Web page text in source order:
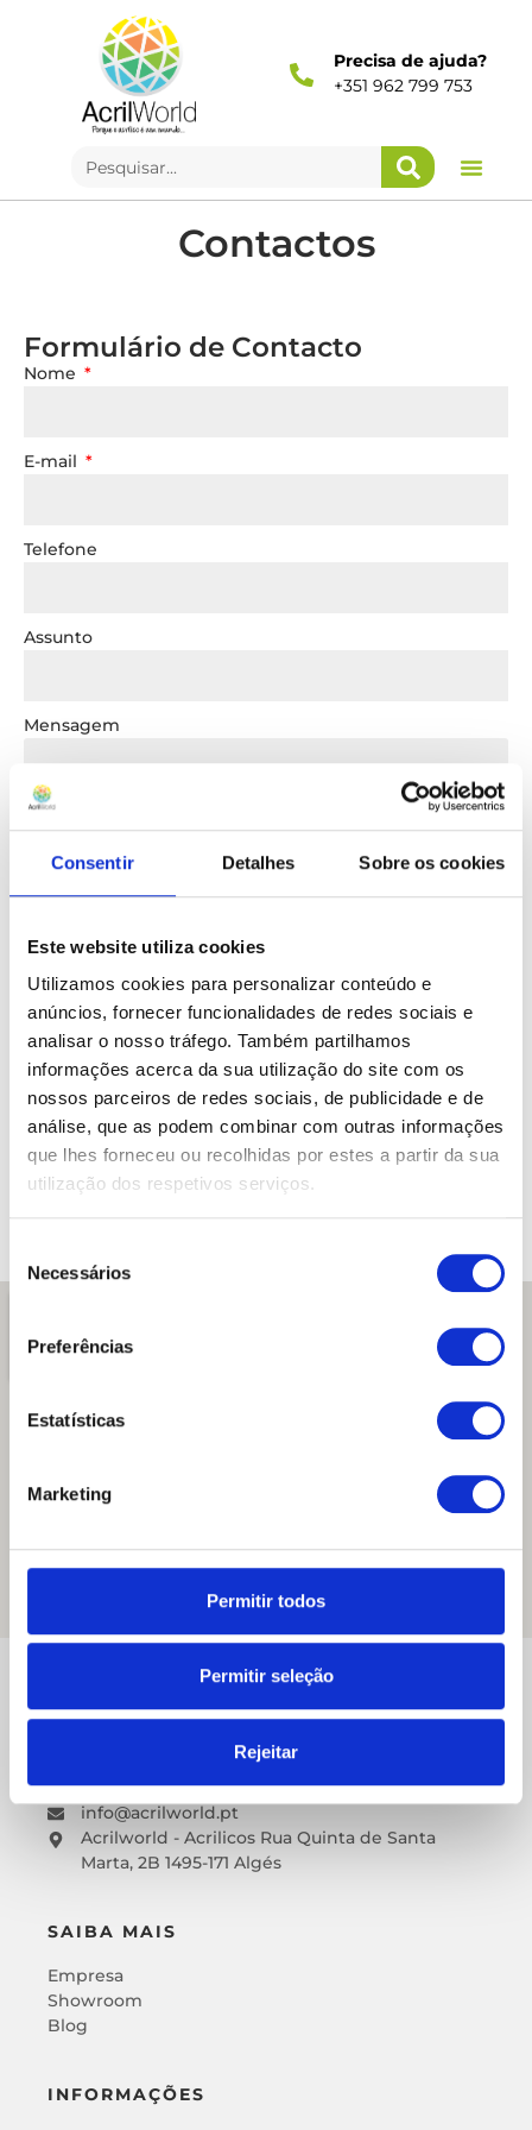
Consentir Detalhes Sobre os cookies
Este website utiliza cookies
Utilizamos cookies para personalizar conteúdo e
anúncios, fornecer funcionalidades de redes sociais e
analisar o nosso tráfego. Também partilhamos
informações acerca da sua utilização do site com os
nossos parceiros de redes sociais, de publicidade e de
análise, que as podem combinar com outras informações
que lhes forneceu ou recolhidas por estes a partir da sua
utilização dos respetivos serviços.
de Necessários
Preferências
Estatísticas
Marketing
Permitir todos
Permitir seleção
Rejeitar
Precisa de ajuda?
+351 962 799 753
Contactos
Telefone
+351 214 058 894
E-mail
info@acrilworld.pt
Morada
Acrilworld – Acrilicos
Formulário de Contacto
Nome
E-mail
Telefone
Assunto
Mensagem
Carregar até 5 Imagens do Espaço
Li e Aceito a Política de Privacidade do site.
Enviar mensagem
+351 962 799 753 (custo de chamada de acordo
com o seu plano de dados)
info@acrilworld.pt
Acrilworld - Acrilicos Rua Quinta de Santa
Marta, 2B 1495-171 Algés
SAIBA MAIS
Empresa
Showroom
Blog
INFORMAÇÕES